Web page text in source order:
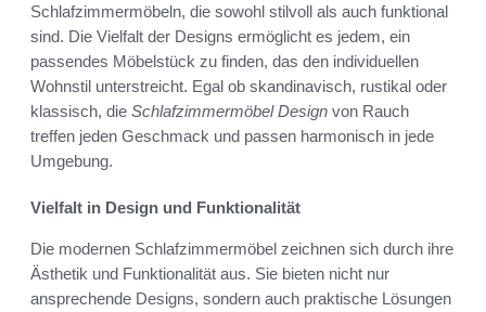
Schlafzimmermöbeln, die sowohl stilvoll als auch funktional
sind. Die Vielfalt der Designs ermöglicht es jedem, ein
passendes Möbelstück zu finden, das den individuellen
Wohnstil unterstreicht. Egal ob skandinavisch, rustikal oder
klassisch, die Schlafzimmermöbel Design von Rauch
treffen jeden Geschmack und passen harmonisch in jede
Umgebung.
Vielfalt in Design und Funktionalität
Die modernen Schlafzimmermöbel zeichnen sich durch ihre
Ästhetik und Funktionalität aus. Sie bieten nicht nur
ansprechende Designs, sondern auch praktische Lösungen